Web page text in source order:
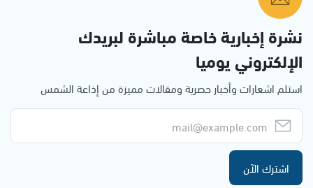
نشرة إخبارية خاصة مباشرة لبريدك
الإلكتروني يوميا
استلم اشعارات وأخبار حصرية ومقالات مميزة من إذاعة الشمس
اشترك الآن